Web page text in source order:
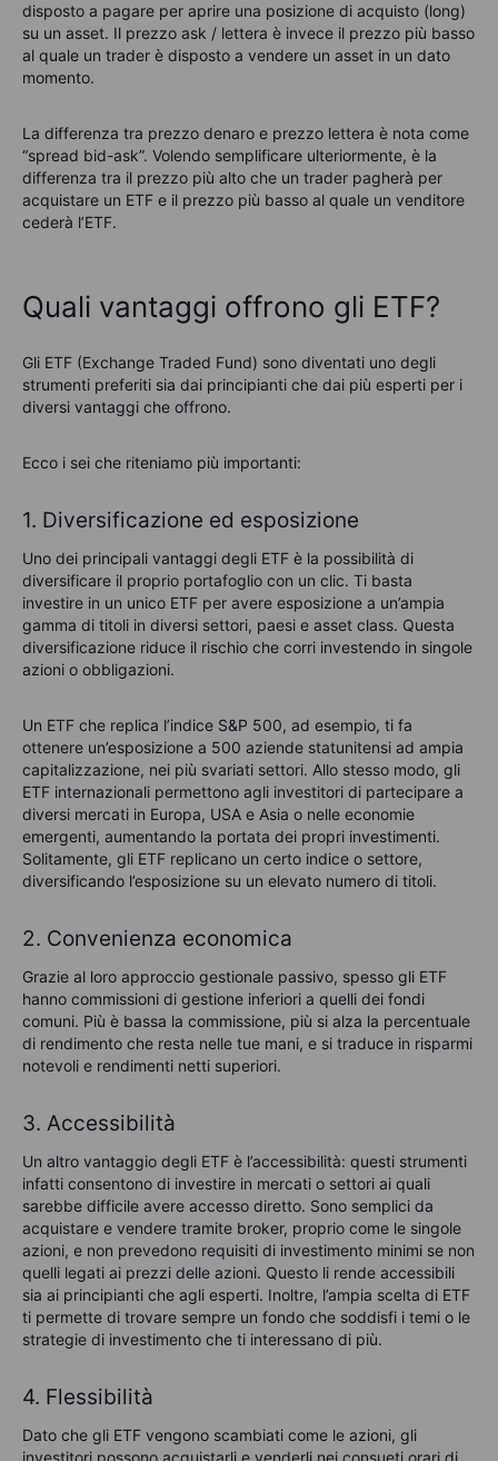
disposto a pagare per aprire una posizione di acquisto (long)
su un asset. Il prezzo ask / lettera è invece il prezzo più basso
al quale un trader è disposto a vendere un asset in un dato
momento.
La differenza tra prezzo denaro e prezzo lettera è nota come
“spread bid-ask”. Volendo semplificare ulteriormente, è la
differenza tra il prezzo più alto che un trader pagherà per
acquistare un ETF e il prezzo più basso al quale un venditore
cederà l’ETF.
Quali vantaggi offrono gli ETF?
Gli ETF (Exchange Traded Fund) sono diventati uno degli
strumenti preferiti sia dai principianti che dai più esperti per i
diversi vantaggi che offrono.
Ecco i sei che riteniamo più importanti:
1. Diversificazione ed esposizione
Uno dei principali vantaggi degli ETF è la possibilità di
diversificare il proprio portafoglio con un clic. Ti basta
investire in un unico ETF per avere esposizione a un’ampia
gamma di titoli in diversi settori, paesi e asset class. Questa
diversificazione riduce il rischio che corri investendo in singole
azioni o obbligazioni.
Un ETF che replica l’indice S&P 500, ad esempio, ti fa
ottenere un’esposizione a 500 aziende statunitensi ad ampia
capitalizzazione, nei più svariati settori. Allo stesso modo, gli
ETF internazionali permettono agli investitori di partecipare a
diversi mercati in Europa, USA e Asia o nelle economie
emergenti, aumentando la portata dei propri investimenti.
Solitamente, gli ETF replicano un certo indice o settore,
diversificando l’esposizione su un elevato numero di titoli.
2. Convenienza economica
Grazie al loro approccio gestionale passivo, spesso gli ETF
hanno commissioni di gestione inferiori a quelli dei fondi
comuni. Più è bassa la commissione, più si alza la percentuale
di rendimento che resta nelle tue mani, e si traduce in risparmi
notevoli e rendimenti netti superiori.
3. Accessibilità
Un altro vantaggio degli ETF è l’accessibilità: questi strumenti
infatti consentono di investire in mercati o settori ai quali
sarebbe difficile avere accesso diretto. Sono semplici da
acquistare e vendere tramite broker, proprio come le singole
azioni, e non prevedono requisiti di investimento minimi se non
quelli legati ai prezzi delle azioni. Questo li rende accessibili
sia ai principianti che agli esperti. Inoltre, l’ampia scelta di ETF
ti permette di trovare sempre un fondo che soddisfi i temi o le
strategie di investimento che ti interessano di più.
4. Flessibilità
Dato che gli ETF vengono scambiati come le azioni, gli